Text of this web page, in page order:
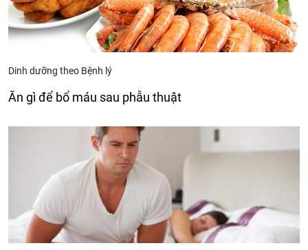
Dinh dưỡng theo Bệnh lý
Ăn gì để bổ máu sau phẫu thuật